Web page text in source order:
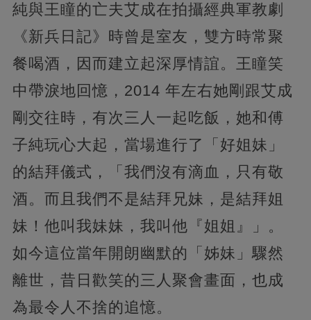
純與王瞳的亡夫艾成在拍攝經典軍教劇
《新兵日記》時曾是室友，雙方時常聚
餐喝酒，因而建立起深厚情誼。王瞳笑
中帶淚地回憶，2014 年左右她剛跟艾成
剛交往時，有次三人一起吃飯，她和傅
子純玩心大起，當場進行了「好姐妹」
的結拜儀式，「我們沒有滴血，只有敬
酒。而且我們不是結拜兄妹，是結拜姐
妹！他叫我妹妹，我叫他『姐姐』」。
如今這位當年開朗幽默的「姊妹」驟然
離世，昔日歡笑的三人聚會畫面，也成
為最令人不捨的追憶。